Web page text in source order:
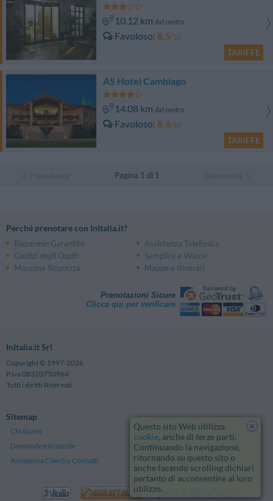
10.12 km dal centro
Favoloso 8.5/10
TARIFFE
AS Hotel Cambiago
14.08 km dal centro
Favoloso 8.6/10
TARIFFE
Pagina 1 di 1
Perché prenotare con InItalia.it?
Risparmio Garantito
Assistenza Telefonica
Giudizi degli Ospiti
Semplice e Veloce
Massima Sicurezza
Mappe e Itinerari
Prenotazioni Sicure
Clicca qui per verificare
InItalia.it Srl
Copyright © 1997-2026
P.iva 08320750964
Tutti i diritti Riservati
Sitemap
Chi Siamo
Note Legali
Domande e Risposte
Privacy
Assistenza Clienti e Contatti
Termini e Condizioni generali
x
Questo sito Web utilizza
cookie, anche di terze parti.
Continuando la navigazione,
ritornando su questo sito o
anche facendo scrolling dichiari
pertanto di acconsentire al loro
utilizzo.